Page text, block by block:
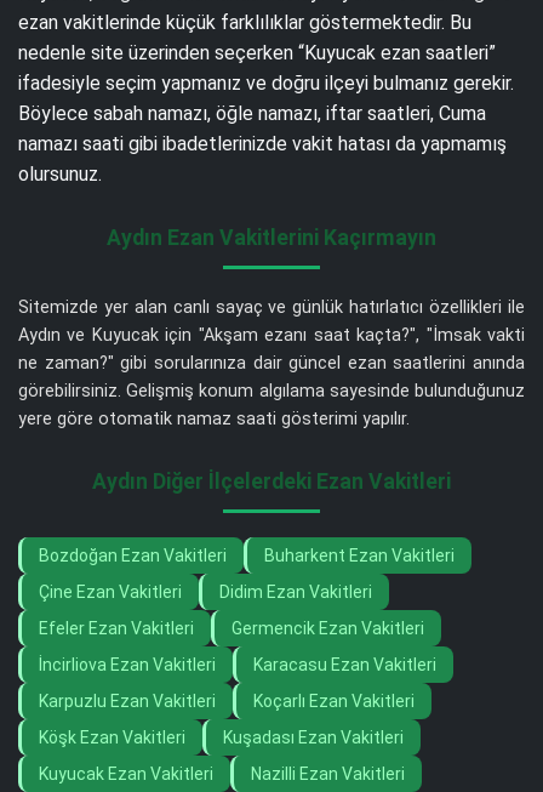
ezan vakitlerinde küçük farklılıklar göstermektedir. Bu
nedenle site üzerinden seçerken “Kuyucak ezan saatleri”
ifadesiyle seçim yapmanız ve doğru ilçeyi bulmanız gerekir.
Böylece sabah namazı, öğle namazı, iftar saatleri, Cuma
namazı saati gibi ibadetlerinizde vakit hatası da yapmamış
olursunuz.
Aydın Ezan Vakitlerini Kaçırmayın
Sitemizde yer alan canlı sayaç ve günlük hatırlatıcı özellikleri ile
Aydın ve Kuyucak için "Akşam ezanı saat kaçta?", "İmsak vakti
ne zaman?" gibi sorularınıza dair güncel ezan saatlerini anında
görebilirsiniz. Gelişmiş konum algılama sayesinde bulunduğunuz
yere göre otomatik namaz saati gösterimi yapılır.
Aydın Diğer İlçelerdeki Ezan Vakitleri
Bozdoğan Ezan Vakitleri
Buharkent Ezan Vakitleri
Çine Ezan Vakitleri
Didim Ezan Vakitleri
Efeler Ezan Vakitleri
Germencik Ezan Vakitleri
İncirliova Ezan Vakitleri
Karacasu Ezan Vakitleri
Karpuzlu Ezan Vakitleri
Koçarlı Ezan Vakitleri
Köşk Ezan Vakitleri
Kuşadası Ezan Vakitleri
Kuyucak Ezan Vakitleri
Nazilli Ezan Vakitleri